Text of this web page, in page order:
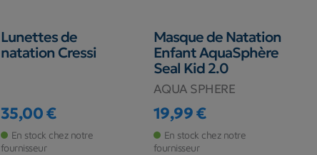
Lunettes de
natation Cressi
Prix
35,00 €
En stock chez notre
fournisseur
Masque de Natation
Enfant AquaSphère
Seal Kid 2.0
AQUA SPHERE
Prix
19,99 €
En stock chez notre
fournisseur